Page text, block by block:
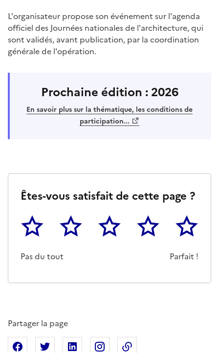
L'organisateur propose son événement sur l'agenda
officiel des Journées nationales de l'architecture, qui
sont validés, avant publication, par la coordination
générale de l'opération.
Prochaine édition : 2026
En savoir plus sur la thématique, les conditions de
participation...
Êtes-vous satisfait de cette page ?
1
Pas du tout
2 3 4 5
Parfait !
Partager la page
Partager sur Facebook
Partager sur XPartager sur Linkedin
Partager sur Instagram